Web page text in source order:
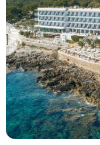
Previous